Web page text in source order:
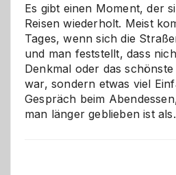
Es gibt einen Moment, der
Reisen wiederholt. Meist
Tages, wenn sich die
und man feststellt, dass
Denkmal oder das
war, sondern etwas viel
Gespräch beim
man länger geblieben ist